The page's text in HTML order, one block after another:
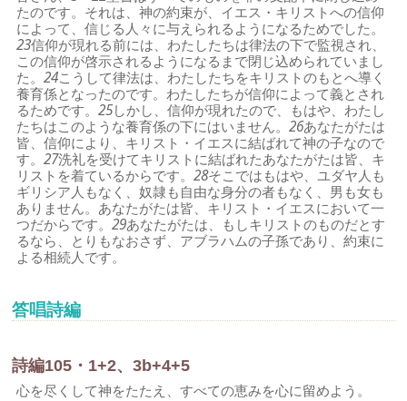
たのです。それは、神の約束が、イエス・キリストへの信仰
によって、信じる人々に与えられるようになるためでした。
23信仰が現れる前には、わたしたちは律法の下で監視され、
この信仰が啓示されるようになるまで閉じ込められていまし
た。24こうして律法は、わたしたちをキリストのもとへ導く
養育係となったのです。わたしたちが信仰によって義とされ
るためです。25しかし、信仰が現れたので、もはや、わたし
たちはこのような養育係の下にはいません。26あなたがたは
皆、信仰により、キリスト・イエスに結ばれて神の子なので
す。27洗礼を受けてキリストに結ばれたあなたがたは皆、キ
リストを着ているからです。28そこではもはや、ユダヤ人も
ギリシア人もなく、奴隷も自由な身分の者もなく、男も女も
ありません。あなたがたは皆、キリスト・イエスにおいて一
つだからです。29あなたがたは、もしキリストのものだとす
るなら、とりもなおさず、アブラハムの子孫であり、約束に
よる相続人です。
答唱詩編
詩編105・1+2、3b+4+5
心を尽くして神をたたえ、すべての恵みを心に留めよう。